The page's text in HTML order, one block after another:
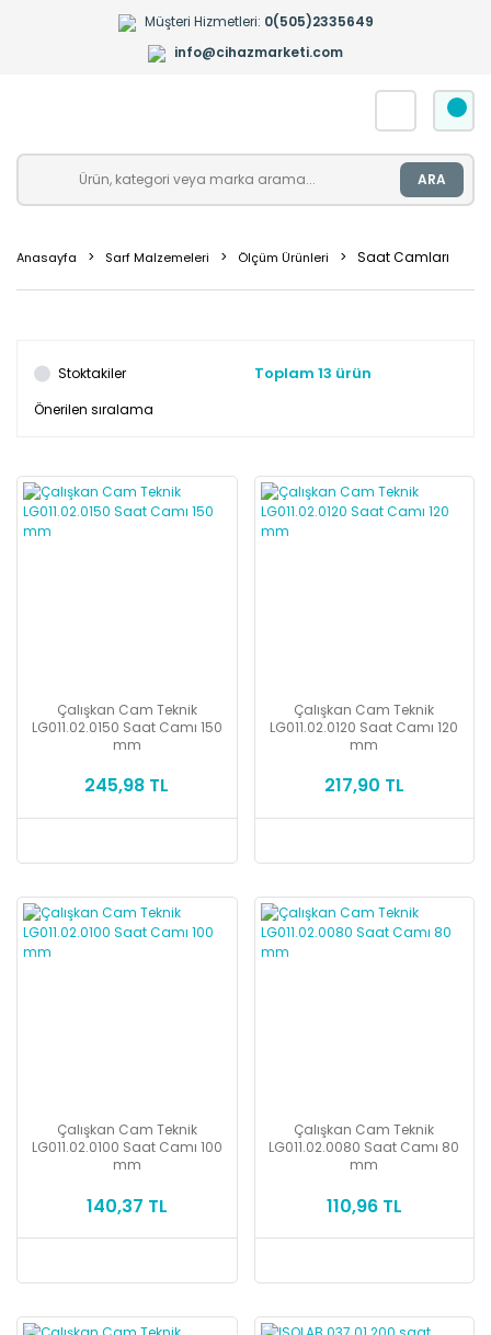
Müşteri Hizmetleri: 0(505)2335649
info@cihazmarketi.com
ARA
Anasayfa Sarf Malzemeleri Ölçüm Ürünleri Saat Camları
Stoktakiler Toplam 13 ürün
Çalışkan Cam Teknik
LG011.02.0150 Saat Camı 150
mm
245,98 TL
Çalışkan Cam Teknik
LG011.02.0120 Saat Camı 120
mm
217,90 TL
Çalışkan Cam Teknik
LG011.02.0100 Saat Camı 100
mm
140,37 TL
Çalışkan Cam Teknik
LG011.02.0080 Saat Camı 80
mm
110,96 TL